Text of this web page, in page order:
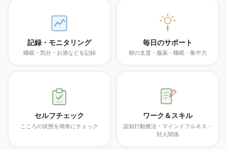
記録・モニタリング
睡眠・気分・お酒などを記録
毎日のサポート
朝の支度・服薬・睡眠・集中力
セルフチェック
こころの状態を簡単にチェック
ワーク＆スキル
認知行動療法・マインドフルネス・
対人関係